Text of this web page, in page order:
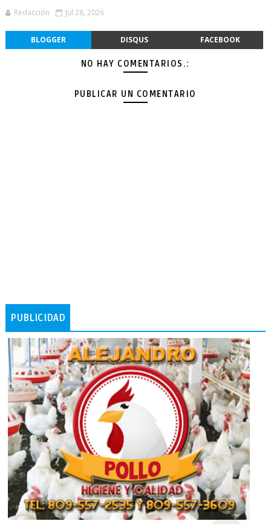
Redacción Jul 28, 2026
BLOGGER DISQUS FACEBOOK
NO HAY COMENTARIOS.:
PUBLICAR UN COMENTARIO
PUBLICIDAD